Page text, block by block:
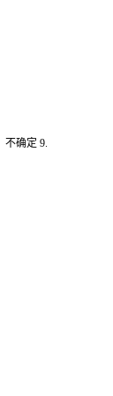
不确定 9.